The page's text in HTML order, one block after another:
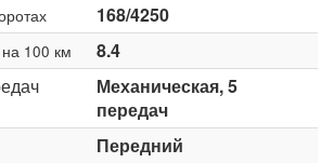
168/4250
100 км
8.4
Механическая, 5
передач
Передний